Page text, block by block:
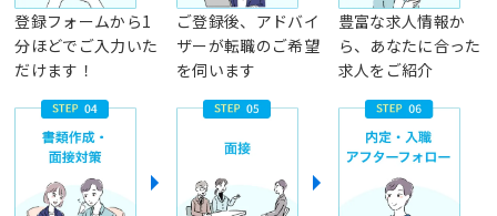
登録フォームから1
分ほどでご入力いた
だけます！
ご登録後、アドバイ
ザーが転職のご希望
を伺います
豊富な求人情報か
ら、あなたに合った
求人をご紹介